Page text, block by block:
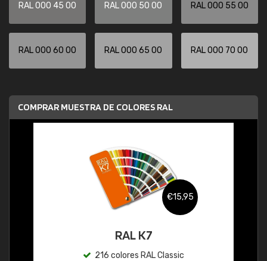
RAL 000 45 00 RAL 000 50 00 RAL 000 55 00
RAL 000 60 00 RAL 000 65 00 RAL 000 70 00
COMPRAR MUESTRA DE COLORES RAL
€15,95
RAL K7
216 colores RAL Classic